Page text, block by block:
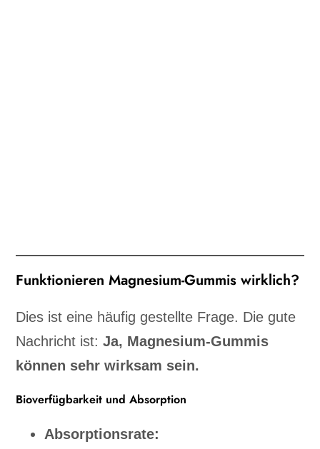
Funktionieren Magnesium-Gummis wirklich?
Dies ist eine häufig gestellte Frage. Die gute
Nachricht ist:Ja, Magnesium-Gummis
können sehr wirksam sein.
Bioverfügbarkeit und Absorption
Absorptionsrate: